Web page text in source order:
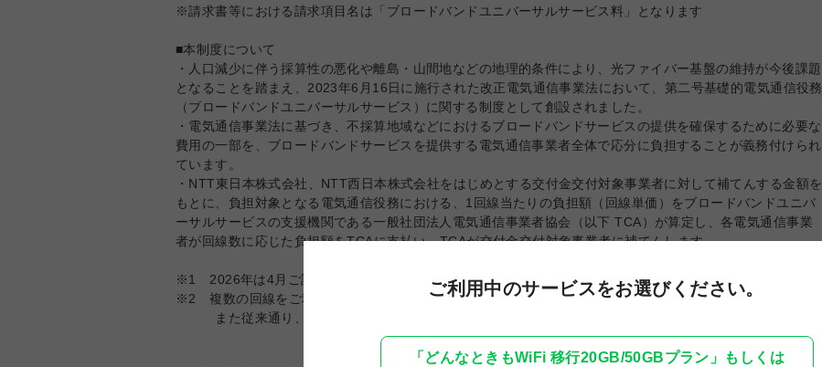
※請求書等における請求項目名は「ブロードバンドユニバーサルサービス料」となります
■本制度について
・人口減少に伴う採算性の悪化や離島・山間地などの地理的条件により、光ファイバー基盤の維持が今後課題
となることを踏まえ、2023年6月16日に施行された改正電気通信事業法において、第二号基礎的電気通信役務
（ブロードバンドユニバーサルサービス）に関する制度として創設されました。
・電気通信事業法に基づき、不採算地域などにおけるブロードバンドサービスの提供を確保するために必要な
費用の一部を、ブロードバンドサービスを提供する電気通信事業者全体で応分に負担することが義務付けられ
ています。
・NTT東日本株式会社、NTT西日本株式会社をはじめとする交付金交付対象事業者に対して補てんする金額を
もとに、負担対象となる電気通信役務における、1回線当たりの負担額（回線単価）をブロードバンドユニバ
ーサルサービスの支援機関である一般社団法人電気通信事業者協会（以下 TCA）が算定し、各電気通信事業
者が回線数に応じた負担額をTCAに支払い、TCAが交付金交付対象事業者に補てんします。
※1 2026年は4月ご請求分のみご請求します。2027年1月以降は未定です。
※2 複数の回線をご利用の場合は、原則、ご利用の回線数に応じた金額をご請求します。
また従来通り、電話ユニバーサルサービス料および電話リレーサービス料についてもご請求します。
ご利用中のサービスをお選びください。
「どんなときもWiFi移行20GB/50GBプラン」もしくは